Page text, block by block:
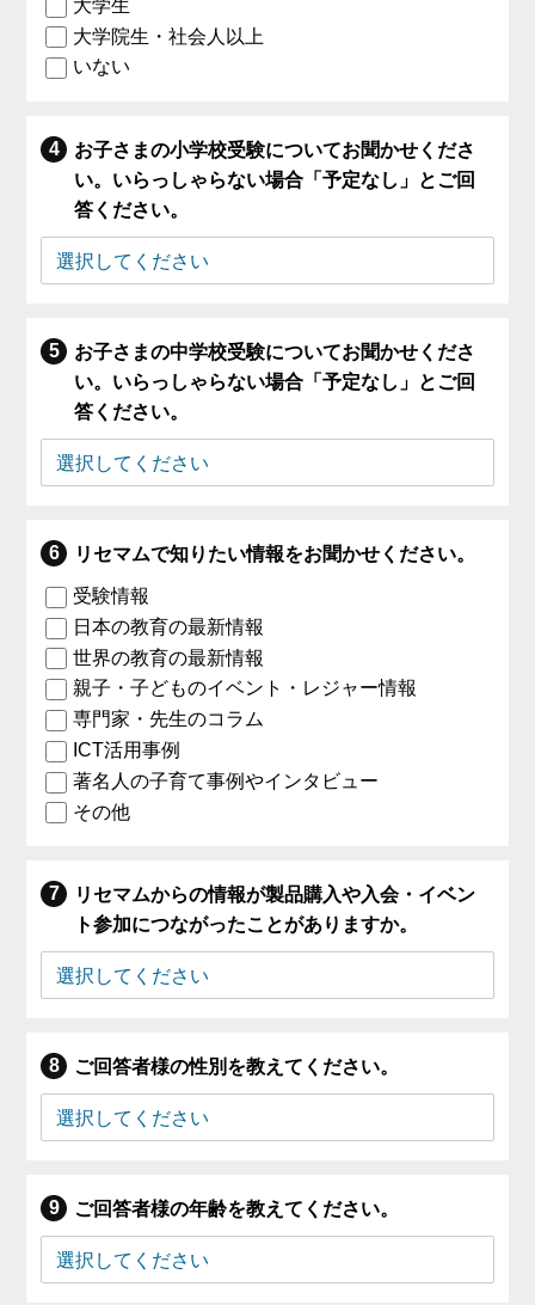
大学生
大学院生・社会人以上
いない
お子さまの小学校受験についてお聞かせくださ
い。いらっしゃらない場合「予定なし」とご回
答ください。
お子さまの中学校受験についてお聞かせくださ
い。いらっしゃらない場合「予定なし」とご回
答ください。
リセマムで知りたい情報をお聞かせください。
受験情報
日本の教育の最新情報
世界の教育の最新情報
親子・子どものイベント・レジャー情報
専門家・先生のコラム
ICT活用事例
著名人の子育て事例やインタビュー
その他
リセマムからの情報が製品購入や入会・イベン
ト参加につながったことがありますか。
ご回答者様の性別を教えてください。
ご回答者様の年齢を教えてください。